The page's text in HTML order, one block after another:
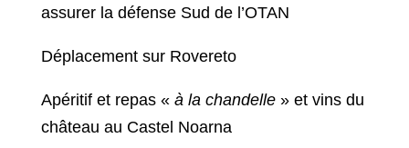
assurer la défense Sud de l’OTAN
Déplacement sur Rovereto
Apéritif et repas « à la chandelle » et vins du
château au Castel Noarna